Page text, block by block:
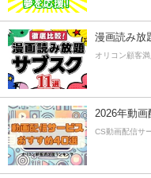
漫画読み放
オリコン顧客
2026年動画
CS動画配信サ